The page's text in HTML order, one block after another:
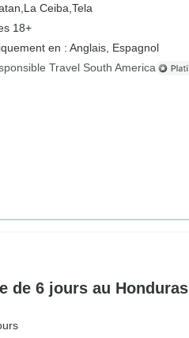
La Ceiba, Tela
18+
en : Anglais, Espagnol
Travel South America
de 6 jours au Honduras